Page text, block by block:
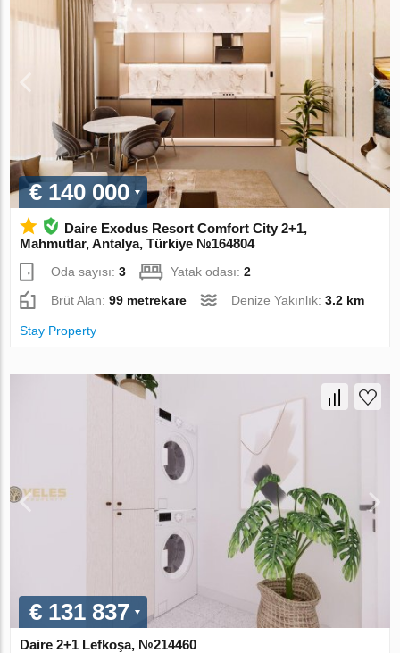
€ 140 000
Daire Exodus Resort Comfort City 2+1,
Mahmutlar, Antalya, Türkiye №164804
Oda sayısı:3 Yatak odası:2
Brüt Alan:99 metrekare Denize Yakınlık:3.2 km
Stay Property
€ 131 837
Daire 2+1 Lefkoşa, №214460